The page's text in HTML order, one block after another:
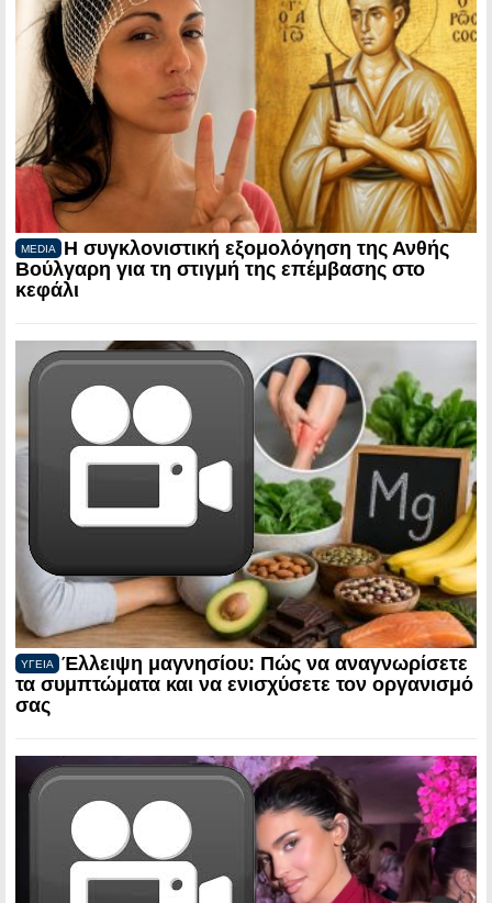
MEDIA
Η συγκλονιστική εξομολόγηση της Ανθής
Βούλγαρη για τη στιγμή της επέμβασης στο
κεφάλι
ΥΓΕΙΑ
Έλλειψη μαγνησίου: Πώς να αναγνωρίσετε
τα συμπτώματα και να ενισχύσετε τον οργανισμό
σας